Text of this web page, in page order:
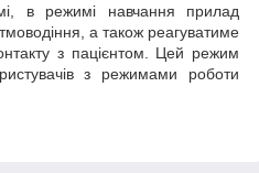
в режимі навчання прилад
а також реагуватиме
з пацієнтом. Цей режим
з режимами роботи